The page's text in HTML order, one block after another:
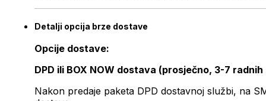
Detalji opcija brze dostave
Opcije dostave:
DPD ili BOX NOW dostava (prosječno, 3-7 radnih
Nakon predaje paketa DPD dostavnoj službi, na